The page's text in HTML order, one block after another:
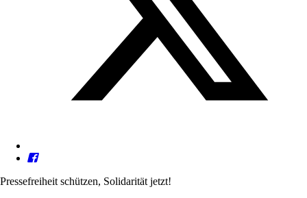
Pressefreiheit schützen, Solidarität jetzt!